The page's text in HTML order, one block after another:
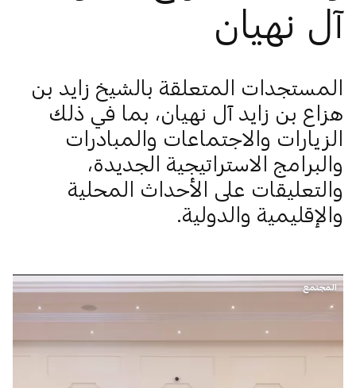
آل نهيان
المستجدات المتعلقة بالشيخ زايد بن
هزاع بن زايد آل نهيان، بما في ذلك
الزيارات والاجتماعات والمبادرات
والبرامج الاستراتيجية الجديدة،
والتعليقات على الأحداث المحلية
والإقليمية والدولية.
المجتمع